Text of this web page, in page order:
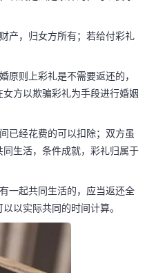
产，归女方所有；若给付彩礼
原则上彩礼是不需要返还的，
方以欺骗彩礼为手段进行婚姻
已经花费的可以扣除；双方虽
生活，条件成就，彩礼归属于
一起共同生活的，应当返还全
以实际共同的时间计算。